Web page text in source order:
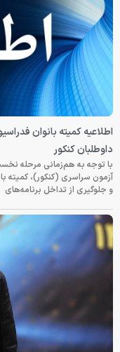
اطلاعیه کمیته بانوان
داوطلبان کنکور
با توجه به هم‌زمانی مرحله
آزمون سراسری (کنکور)، کمیته
و جلوگیری از تداخل برنامه‌های